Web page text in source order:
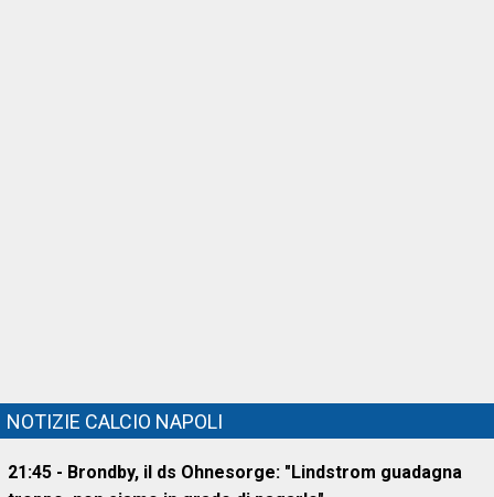
NOTIZIE CALCIO NAPOLI
21:45 - Brondby, il ds Ohnesorge: "Lindstrom guadagna